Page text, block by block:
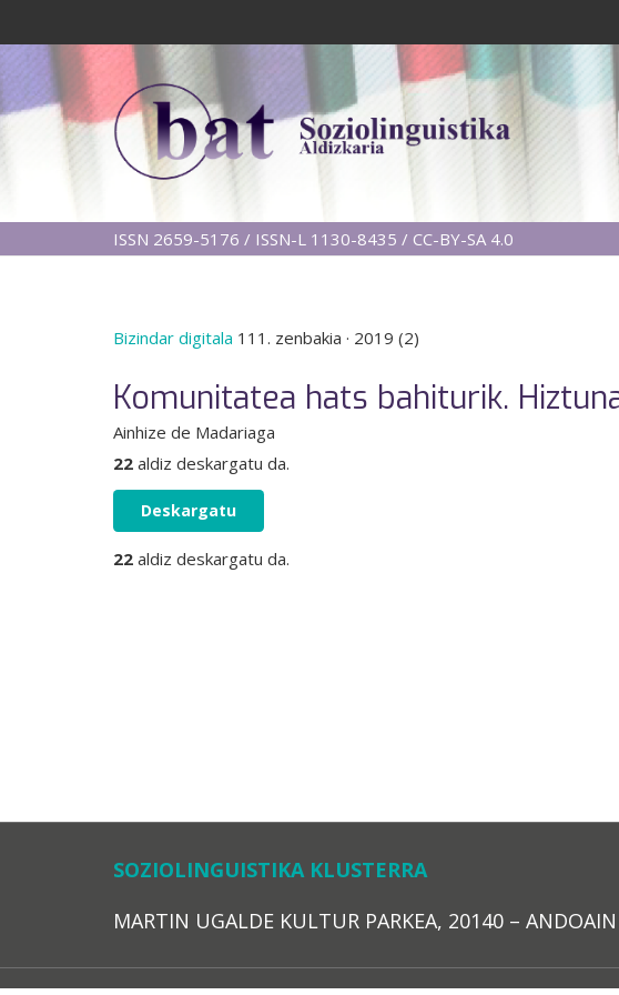
ISSN 2659-5176 / ISSN-L 1130-8435 / CC-BY-SA 4.0
Bizindar digitala 111. zenbakia · 2019 (2)
Komunitatea hats bahiturik.
Ainhize de Madariaga
22 aldiz deskargatu da.
Deskargatu
22 aldiz deskargatu da.
SOZIOLINGUISTIKA KLUSTERRA
MARTIN UGALDE KULTUR PARKEA, 20140 –